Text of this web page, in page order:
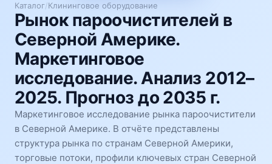
Каталог/Клининговое оборудование
Рынок пароочистителей в
Северной Америке.
Маркетинговое
исследование. Анализ 2012–
2025. Прогноз до 2035 г.
Маркетинговое исследование рынка пароочистители
в Северной Америке. В отчёте представлены
структура рынка по странам Северной Америки,
торговые потоки, профили ключевых стран Северной